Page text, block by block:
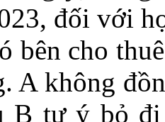
đối với
bên cho
A không
B tự ý bỏ